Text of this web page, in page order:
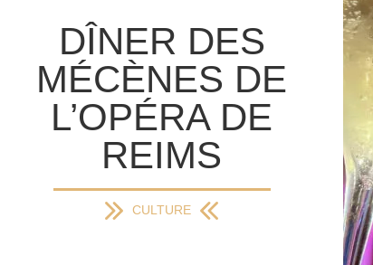
DÎNER DES
MÉCÈNES DE
L’OPÉRA DE
REIMS
CULTURE